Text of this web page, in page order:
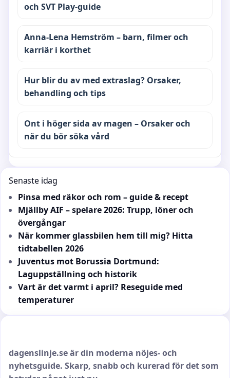
och SVT Play-guide
Anna-Lena Hemström – barn, filmer och
karriär i korthet
Hur blir du av med extraslag? Orsaker,
behandling och tips
Ont i höger sida av magen – Orsaker och
när du bör söka vård
Senaste idag
Pinsa med räkor och rom – guide & recept
Mjällby AIF – spelare 2026: Trupp, löner och
övergångar
När kommer glassbilen hem till mig? Hitta
tidtabellen 2026
Juventus mot Borussia Dortmund:
Laguppställning och historik
Vart är det varmt i april? Reseguide med
temperaturer
dagenslinje.se är din moderna nöjes- och
nyhetsguide. Skarp, snabb och kurerad för det som